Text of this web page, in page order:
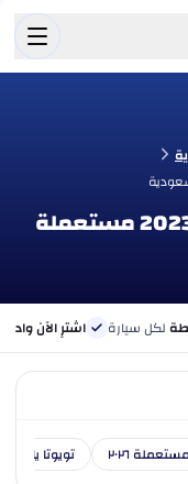
33 سيارة تويوتا يارس موديل 2023 مستعملة
لكل سيارة اشترِ الآن
٢٠٢٦ تويوتا يارس